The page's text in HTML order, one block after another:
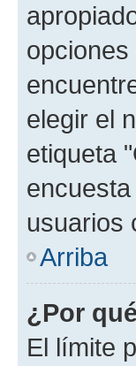
elegir el
etiqueta
usuarios
Arriba
¿Por
El límite